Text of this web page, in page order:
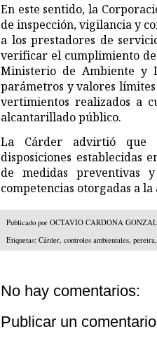
En este sentido, la
de inspección, vigilancia y
a los prestadores de
verificar el cumplimiento de
Ministerio de Ambiente y
parámetros y valores
vertimientos realizados a
alcantarillado público.
La Cárder advirtió que
disposiciones establecidas
de medidas preventivas
competencias otorgadas a
Publicado por OCTAVIO CARDONA
Etiquetas: Cárder, controles ambientales, pereira,
No hay comentarios:
Publicar un comentario